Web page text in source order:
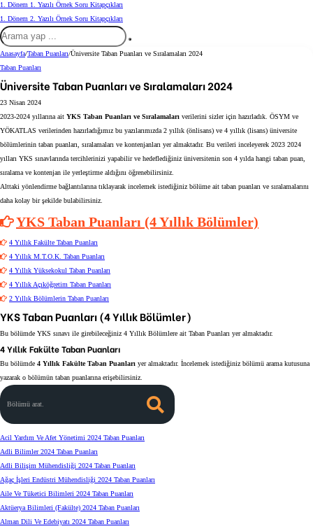
1. Dönem 1. Yazılı Örnek Soru Kitapçıkları
1. Dönem 2. Yazılı Örnek Soru Kitapçıkları
...
Anasayfa/Taban Puanları/Üniversite Taban Puanları ve Sıralamaları 2024
Taban Puanları
Üniversite Taban Puanları ve Sıralamaları 2024
23 Nisan 2024
2023-2024 yıllarına ait YKS Taban Puanları ve Sıralamaları verilerini sizler için hazırladık. ÖSYM ve
YÖKATLAS verilerinden hazırladığımız bu yazılarımızda 2 yıllık (önlisans) ve 4 yıllık (lisans) üniversite
bölümlerinin taban puanları, sıralamaları ve kontenjanları yer almaktadır. Bu verileri inceleyerek 2023 2024
yılları YKS sınavlarında tercihlerinizi yapabilir ve hedeflediğiniz üniversitenin son 4 yılda hangi taban puan,
sıralama ve kontenjan ile yerleştirme aldığını öğrenebilirsiniz.
Alttaki yönlendirme bağlantılarına tıklayarak incelemek istediğiniz bölüme ait taban puanları ve sıralamalarını
daha kolay bir şekilde bulabilirsiniz.
YKS Taban Puanları (4 Yıllık Bölümler)
4 Yıllık Fakülte Taban Puanları
4 Yıllık M.T.O.K. Taban Puanları
4 Yıllık Yüksekokul Taban Puanları
4 Yıllık Açıköğretim Taban Puanları
2 Yıllık Bölümlerin Taban Puanları
YKS Taban Puanları (4 Yıllık Bölümler)
Bu bölümde YKS sınavı ile girebileceğiniz 4 Yıllık Bölümlere ait Taban Puanları yer almaktadır.
4 Yıllık Fakülte Taban Puanları
Bu bölümde 4 Yıllık Fakülte Taban Puanları yer almaktadır. İncelemek istediğiniz bölümü arama kutusuna
yazarak o bölümün taban puanlarına erişebilirsiniz.
Bölümü arat.
Acil Yardım Ve Afet Yönetimi 2024 Taban Puanları
Adli Bilimler 2024 Taban Puanları
Adli Bilişim Mühendisliği 2024 Taban Puanları
Ağaç İşleri Endüstri Mühendisliği 2024 Taban Puanları
Aile Ve Tüketici Bilimleri 2024 Taban Puanları
Aktüerya Bilimleri (Fakülte) 2024 Taban Puanları
Alman Dili Ve Edebiyatı 2024 Taban Puanları